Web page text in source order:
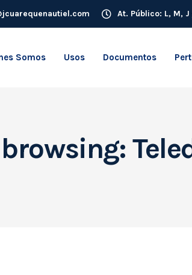
At. Público: L, M,
Somos Usos Documentos